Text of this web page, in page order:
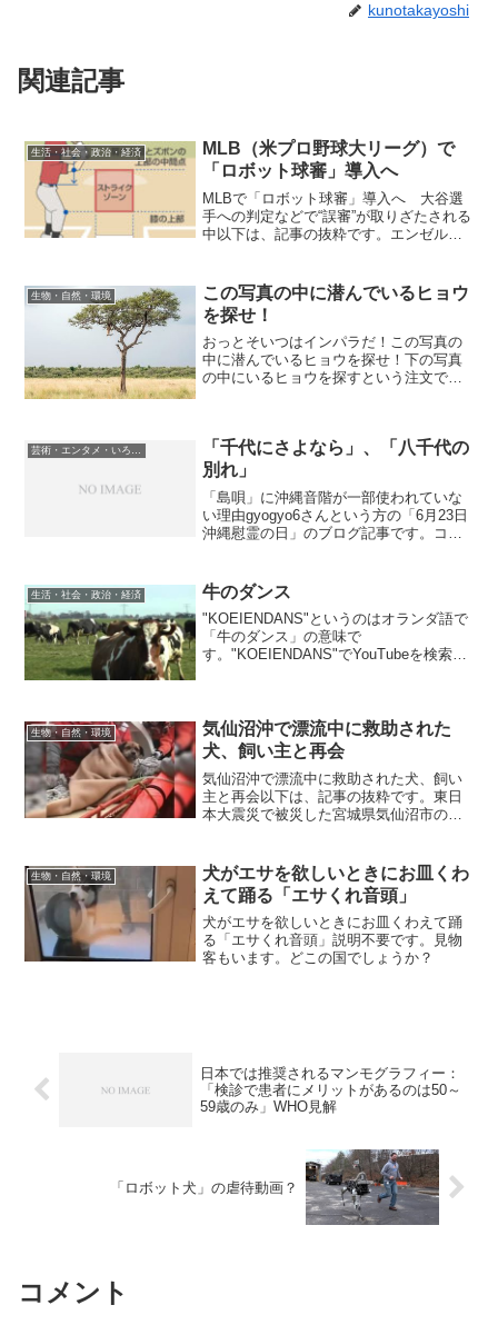
kunotakayoshi
関連記事
生活・社会・政治・経済
MLB（米プロ野球大リーグ）で
「ロボット球審」導入へ
MLBで「ロボット球審」導入へ 大谷選
手への判定などで“誤審”が取りざたされる
中以下は、記事の抜粋です。エンゼル
メジャーリーグで「ロボット審判」が導
入されることになりそ...
生物・自然・環境
この写真の中に潜んでいるヒョウ
を探せ！
おっとそいつはインパラだ！この写真の
中に潜んでいるヒョウを探せ！下の写真
の中にいるヒョウを探すという注文で
気になりました。動物大好き...
芸術・エンタメ・いろいろ
「千代にさよなら」、「八千代の
別れ」
「島唄」に沖縄音階が一部使われていな
い理由gyogyo6さんという方の「6月23日
沖縄慰霊の日」のブログ記事です。コメ
旅人〉海を越えた魂 ザ・ブーム「島
唄」」も読みま...
生活・社会・政治・経済 牛のダンス
"KOEIENDANS"というのはオランダ語で
「牛のダンス」の意味で
す。"KOEIENDANS"でYouTubeを検索す
す。本当に...
生物・自然・環境
気仙沼沖で漂流中に救助された
犬、飼い主と再会
気仙沼沖で漂流中に救助された犬、飼い
主と再会以下は、記事の抜粋です。東日
本大震災で被災した宮城県気仙沼市の沖
救助隊に救出された犬が4月4日、名乗り
出た飼い主の元に戻っ...
生物・自然・環境
犬がエサを欲しいときにお皿くわ
えて踊る「エサくれ音頭」
犬がエサを欲しいときにお皿くわえて踊
る「エサくれ音頭」説明不要です。見物
客もいます。どこの国でしょうか？
日本では推奨されるマンモグラフィー：
「検診で患者にメリットがあるのは50～
59歳のみ」WHO見解
「ロボット犬」の虐待動画？
コメント